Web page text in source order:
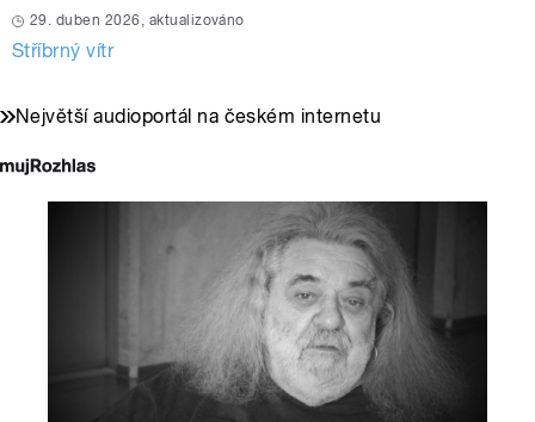
29. duben 2026, aktualizováno
Stříbrný vítr
Největší audioportál na českém internetu